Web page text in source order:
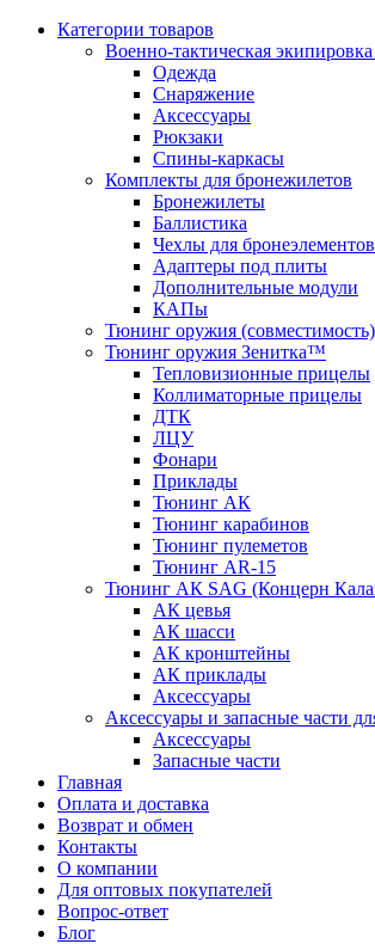
Категории товаров
Военно-тактическая
Одежда
Снаряжение
Аксессуары
Рюкзаки
Спины-каркасы
Комплекты для бронежилетов
Бронежилеты
Баллистика
Чехлы для бронеэлементов
Адаптеры под плиты
Дополнительные модули
КАПы
Тюнинг оружия (совместимость)
Тюнинг оружия Зенитка™
Тепловизионные прицелы
Коллиматорные прицелы
ДТК
ЛЦУ
Фонари
Приклады
Тюнинг АК
Тюнинг карабинов
Тюнинг пулеметов
Тюнинг AR-15
Тюнинг АК SAG (Концерн
АК цевья
АК шасси
АК кронштейны
АК приклады
Аксессуары
Аксессуары и запасные части
Аксессуары
Запасные части
Главная
Оплата и доставка
Возврат и обмен
Контакты
О компании
Для оптовых покупателей
Вопрос-ответ
Блог